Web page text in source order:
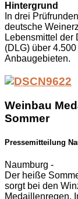
Hintergrund
In drei
deutsche
Lebensmittel der
(DLG) über
Anbaugebieten.
Weinbau
Sommer
Pressemitteilung
Naumburg -
Der heiße
sorgt bei den
Medaillenregen.